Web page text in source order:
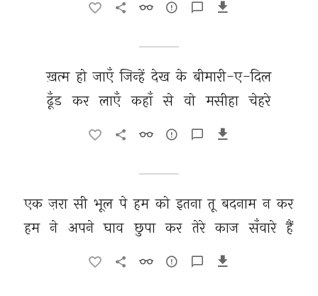
ख़त्म हो जाएँ जिन्हें देख के बीमारी-ए-दिल
ढूँड कर लाएँ कहाँ से वो मसीहा चेहरे
एक ज़रा सी भूल पे हम को इतना तू बदनाम न कर
हम ने अपने घाव छुपा कर तेरे काज सँवारे हैं